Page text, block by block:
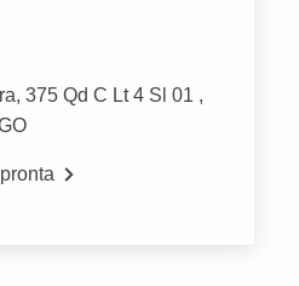
375 Qd C Lt 4 Sl 01 ,